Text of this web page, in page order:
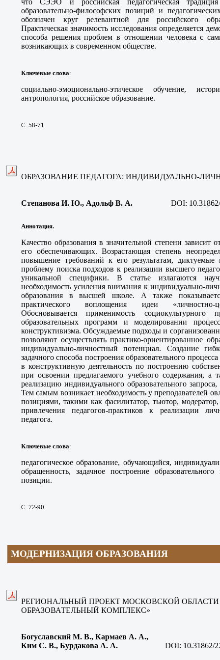
что СЭЭО и российская педагогическая
образовательно-философских позиций и
обозначен круг релевантной для российского
Практическая значимость исследования определяется
способа решения проблем в отношении человека с
возникающих в современном обществе.
Ключевые слова:
социально-эмоционально-этическое обучение,
антропология, российское образование.
С. 58-71
ОБРАЗОВАНИЕ ПЕДАГОГА: ИНДИВИДУАЛЬНО-
Степанова И. Ю., Адольф В. А. DOI:
Аннотация.
Качество образования в значительной степени зависит
его обеспечивающих. Возрастающая степень
повышение требований к его результатам, диктуемые
проблему поиска подходов к реализации высшего
уникальной специфики. В статье излагаются
необходимость усиления внимания к индивидуально-
образования в высшей школе. А также
практического воплощения идеи «личностно-
Обосновывается применимость социокультурного
образовательных программ и моделировании
конструктивизма. Обсуждаемые подходы и
позволяют осуществлять практико-ориентированное
индивидуально-личностный потенциал. Создание
задачного способа построения образовательного
в конструктивную деятельность по построению
при освоении предлагаемого учебного содержания,
реализацию индивидуального образовательного
Тем самым возникает необходимость у преподавателей
позициями, такими как фасилитатор, тьютор,
привлечения педагогов-практиков к реализации
педагога.
Ключевые слова:
педагогическое образование, обучающийся,
обращенность, задачное построение
позиции.
С. 72-90
МОДЕРНИЗАЦИЯ ОБРАЗОВАНИЯ
РЕГИОНАЛЬНЫЙ ПРОЕКТ МОСКОВСКОЙ
ОБРАЗОВАТЕЛЬНЫЙ КОМПЛЕКС»
Богуславский М. В., Кармаев А. А.,
Ким С. В., Бурдакова А. А. DOI: 10.31862/